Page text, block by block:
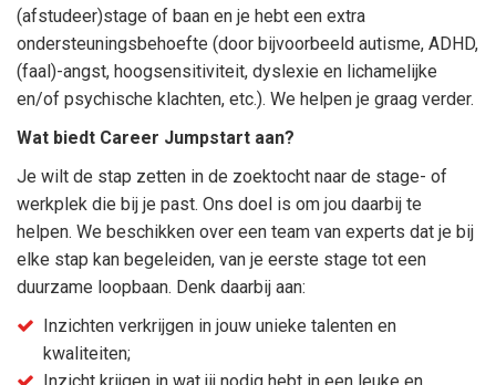
TRAININGEN
FAQ
OVER ONS
CONTACT
NL EN
(afstudeer)stage of baan en je hebt een extra
ondersteuningsbehoefte (door bijvoorbeeld autisme, ADHD,
(faal)-angst, hoogsensitiviteit, dyslexie en lichamelijke
en/of psychische klachten, etc.). We helpen je graag verder.
Wat biedt Career Jumpstart aan?
Je wilt de stap zetten in de zoektocht naar de stage- of
werkplek die bij je past. Ons doel is om jou daarbij te
helpen. We beschikken over een team van experts dat je bij
elke stap kan begeleiden, van je eerste stage tot een
duurzame loopbaan. Denk daarbij aan:
Inzichten verkrijgen in jouw unieke talenten en
kwaliteiten;